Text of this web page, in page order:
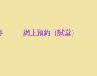
網上預約（試堂）